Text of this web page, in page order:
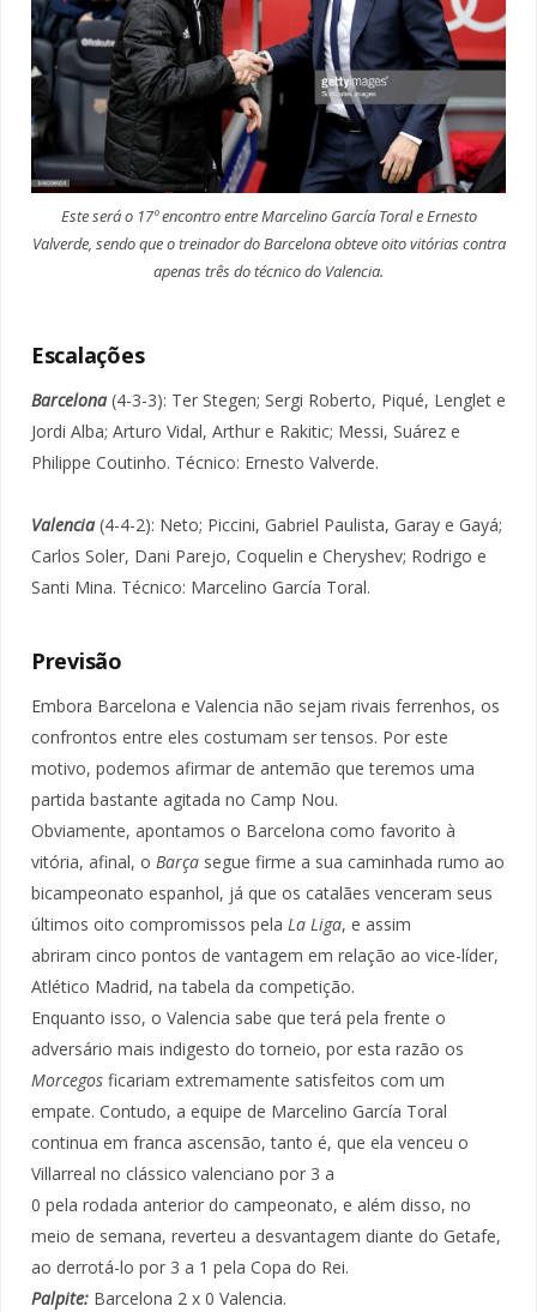
Este será o 17º encontro entre Marcelino García Toral e Ernesto
Valverde, sendo que o treinador do Barcelona obteve oito vitórias contra
apenas três do técnico do Valencia.
Escalações
Barcelona (4-3-3): Ter Stegen; Sergi Roberto, Piqué, Lenglet e
Jordi Alba; Arturo Vidal, Arthur e Rakitic; Messi, Suárez e
Philippe Coutinho. Técnico: Ernesto Valverde.
Valencia (4-4-2): Neto; Piccini, Gabriel Paulista, Garay e Gayá;
Carlos Soler, Dani Parejo, Coquelin e Cheryshev; Rodrigo e
Santi Mina. Técnico: Marcelino García Toral.
Previsão
Embora Barcelona e Valencia não sejam rivais ferrenhos, os
confrontos entre eles costumam ser tensos. Por este
motivo, podemos afirmar de antemão que teremos uma
partida bastante agitada no Camp Nou.
Obviamente, apontamos o Barcelona como favorito à
vitória, afinal, o Barça segue firme a sua caminhada rumo ao
bicampeonato espanhol, já que os catalães venceram seus
últimos oito compromissos pela La Liga, e assim
abriram cinco pontos de vantagem em relação ao vice-líder,
Atlético Madrid, na tabela da competição.
Enquanto isso, o Valencia sabe que terá pela frente o
adversário mais indigesto do torneio, por esta razão os
Morcegos ficariam extremamente satisfeitos com um
empate. Contudo, a equipe de Marcelino García Toral
continua em franca ascensão, tanto é, que ela venceu o
Villarreal no clássico valenciano por 3 a
0 pela rodada anterior do campeonato, e além disso, no
meio de semana, reverteu a desvantagem diante do Getafe,
ao derrotá-lo por 3 a 1 pela Copa do Rei.
Palpite: Barcelona 2 x 0 Valencia.